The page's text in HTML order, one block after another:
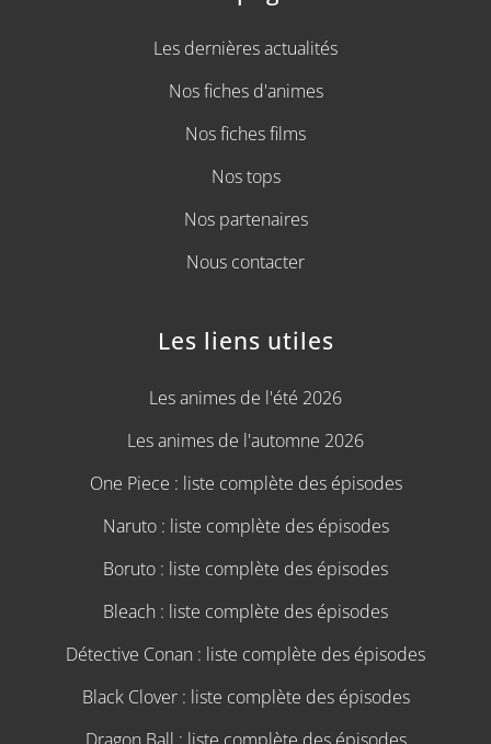
Les dernières actualités
Nos fiches d'animes
Nos fiches films
Nos tops
Nos partenaires
Nous contacter
Les liens utiles
Les animes de l'été 2026
Les animes de l'automne 2026
One Piece : liste complète des épisodes
Naruto : liste complète des épisodes
Boruto : liste complète des épisodes
Bleach : liste complète des épisodes
Détective Conan : liste complète des épisodes
Black Clover : liste complète des épisodes
Dragon Ball : liste complète des épisodes